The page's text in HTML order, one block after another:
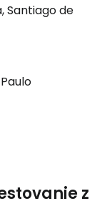
Santiago de
z